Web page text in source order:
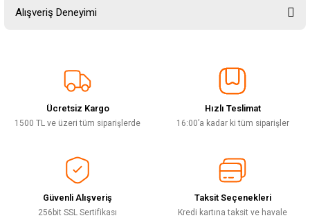
Bu ürünün fiyat bilgisi, resim, ürün açıklamalarında ve diğer konularda
yetersiz gördüğünüz noktaları öneri formunu kullanarak tarafımıza
Ürün resmi kalitesiz, bozuk veya görüntülenemiyor.
Ürün açıklamasında eksik bilgiler bulunuyor.
Ürün bilgilerinde hatalar bulunuyor.
Bu ürüne benzer farklı alternatifler olmalı.
Alışveriş Deneyimi
Deneyimini Paylaş
Ücretsiz Kargo
1500 TL ve üzeri tüm siparişlerde
Hızlı Teslimat
16:00’a kadar ki tüm siparişler
Güvenli Alışveriş
256bit SSL Sertifikası
Taksit Seçenekleri
Kredi kartına taksit ve havale